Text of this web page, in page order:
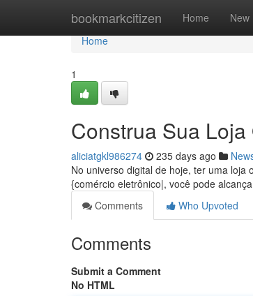
bookmarkcitizen Home New
Home
Home
1
Construa Sua
aliciatgkl986274 235 days ago
No universo digital de hoje, ter uma
{comércio eletrônico|, você pode
Comments
Who Upvoted
Comments
Submit a Comment
No HTML